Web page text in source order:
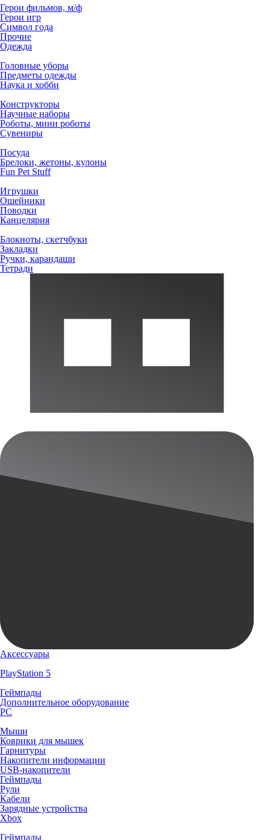
Герои фильмов, м/ф
Герои игр
Символ года
Прочие
Одежда
Головные уборы
Предметы одежды
Наука и хобби
Конструкторы
Научные наборы
Роботы, мини роботы
Сувениры
Посуда
Брелоки, жетоны, кулоны
Fun Pet Stuff
Игрушки
Ошейники
Поводки
Канцелярия
Блокноты, скетчбуки
Закладки
Ручки, карандаши
Тетради
Аксессуары
PlayStation 5
Геймпады
Дополнительное оборудование
PC
Мыши
Коврики для мышек
Гарнитуры
Накопители информации
USB-накопители
Геймпады
Рули
Кабели
Зарядные устройства
Xbox
Геймпады